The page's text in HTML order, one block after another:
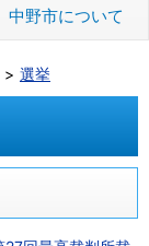
中野市について
選挙